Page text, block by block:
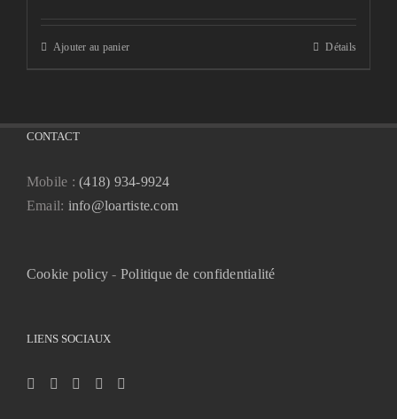
Ajouter au panier Détails
CONTACT
Mobile :(418) 934-9924
Email: info@loartiste.com
Cookie policy - Politique de confidentialité
LIENS SOCIAUX